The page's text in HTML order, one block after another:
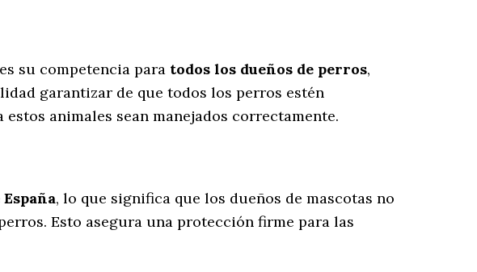
su competencia para todos los dueños de perros,
garantizar de que todos los perros estén
animales sean manejados correctamente.
, lo que significa que los dueños de mascotas no
. Esto asegura una protección firme para las